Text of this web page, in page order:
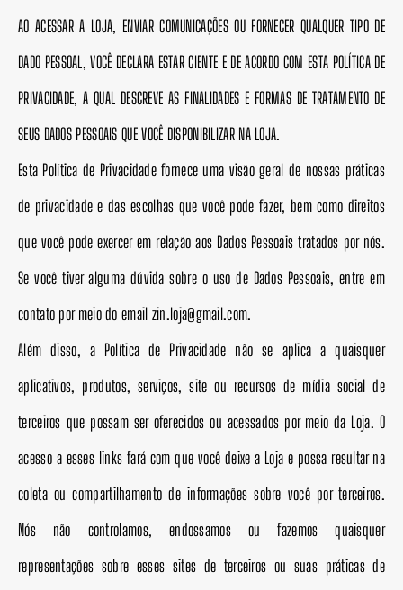
AO ACESSAR A LOJA, ENVIAR COMUNICAÇÕES OU FORNECER QUALQUER TIPO DE
DADO PESSOAL, VOCÊ DECLARA ESTAR CIENTE E DE ACORDO COM ESTA POLÍTICA DE
PRIVACIDADE, A QUAL DESCREVE AS FINALIDADES E FORMAS DE TRATAMENTO DE
SEUS DADOS PESSOAIS QUE VOCÊ DISPONIBILIZAR NA LOJA.
Esta Política de Privacidade fornece uma visão geral de nossas práticas
de privacidade e das escolhas que você pode fazer, bem como direitos
que você pode exercer em relação aos Dados Pessoais tratados por nós.
Se você tiver alguma dúvida sobre o uso de Dados Pessoais, entre em
contato por meio do email zin.loja@gmail.com.
Além disso, a Política de Privacidade não se aplica a quaisquer
aplicativos, produtos, serviços, site ou recursos de mídia social de
terceiros que possam ser oferecidos ou acessados por meio da Loja. O
acesso a esses links fará com que você deixe a Loja e possa resultar na
coleta ou compartilhamento de informações sobre você por terceiros.
Nós não controlamos, endossamos ou fazemos quaisquer
representações sobre esses sites de terceiros ou suas práticas de